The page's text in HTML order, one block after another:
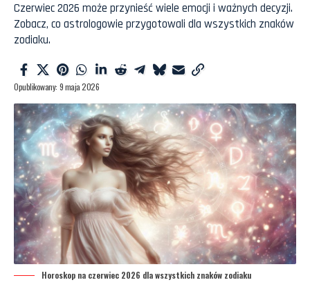
Czerwiec 2026 może przynieść wiele emocji i ważnych decyzji.
Zobacz, co astrologowie przygotowali dla wszystkich znaków
zodiaku.
Opublikowany: 9 maja 2026
Horoskop na czerwiec 2026 dla wszystkich znaków zodiaku